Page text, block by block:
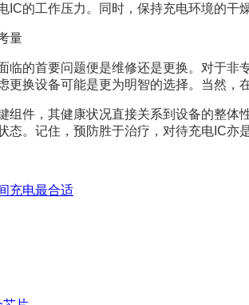
IC的工作压力。同时，保持充电环境的干
量
临的首要问题便是维修还是更换。对于
更换设备可能是更为明智的选择。当然，
组件，其健康状况直接关系到设备的整体
态。记住，预防胜于治疗，对待充电IC亦
充电最合适